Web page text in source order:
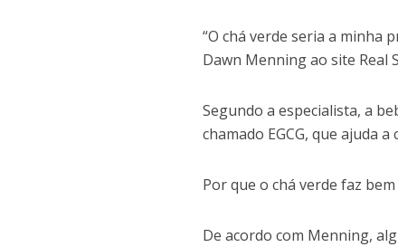
“O chá verde seria a minha
Dawn Menning ao site Real
Segundo a especialista, a
chamado EGCG, que ajuda
Por que o chá verde faz
De acordo com Menning,